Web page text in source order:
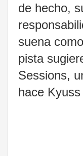
de hecho,
suena
pista
Sessions,
hace